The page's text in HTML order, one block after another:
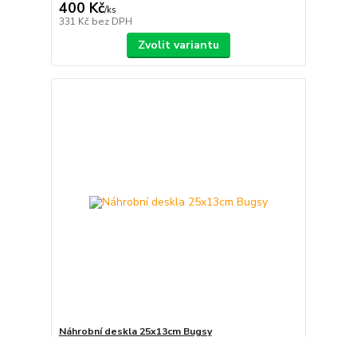
400 Kč/ks
331 Kč bez DPH
Zvolit variantu
Náhrobní deskla 25x13cm Bugsy